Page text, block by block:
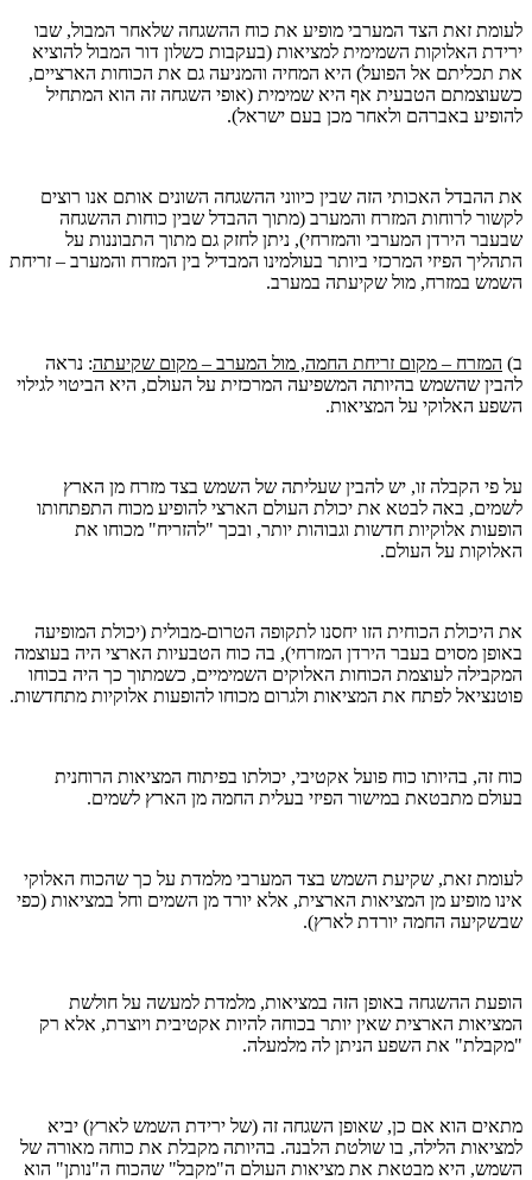
לעומת זאת הצד המערבי מופיע את כוח ההשגחה שלאחר המבול, שבו
ירידת האלוקות השמימית למציאות (בעקבות כשלון דור המבול להוציא
את תכליתם אל הפועל) היא המחיה והמניעה גם את הכוחות הארציים,
כשעוצמתם הטבעית אף היא שמימית (אופי השגחה זה הוא המתחיל
להופיע באברהם ולאחר מכן בעם ישראל).
את ההבדל האכותי הזה שבין כיווני ההשגחה השונים אותם אנו רוצים
לקשור לרוחות המזרח והמערב (מתוך ההבדל שבין כוחות ההשגחה
שבעבר הירדן המערבי והמזרחי), ניתן לחזק גם מתוך התבוננות על
התהליך הפיזי המרכזי ביותר בעולמינו המבדיל בין המזרח והמערב – זריחת
השמש במזרח, מול שקיעתה במערב.
ב) המזרח – מקום זריחת החמה, מול המערב – מקום שקיעתה: נראה
להבין שהשמש בהיותה המשפיעה המרכזית על העולם, היא הביטוי לגילוי
השפע האלוקי על המציאות.
על פי הקבלה זו, יש להבין שעליתה של השמש בצד מזרח מן הארץ
לשמים, באה לבטא את יכולת העולם הארצי להופיע מכוח התפתחותו
הופעות אלוקיות חדשות וגבוהות יותר, ובכך "להזריח" מכוחו את
האלוקות על העולם.
את היכולת הכוחית הזו יחסנו לתקופה הטרום-מבולית (יכולת המופיעה
באופן מסוים בעבר הירדן המזרחי), בה כוח הטבעיות הארצי היה בעוצמה
המקבילה לעוצמת הכוחות האלוקים השמימיים, כשמתוך כך היה בכוחו
פוטנציאל לפתח את המציאות ולגרום מכוחו להופעות אלוקיות מתחדשות.
כוח זה, בהיותו כוח פועל אקטיבי, יכולתו בפיתוח המציאות הרוחנית
בעולם מתבטאת במישור הפיזי בעלית החמה מן הארץ לשמים.
לעומת זאת, שקיעת השמש בצד המערבי מלמדת על כך שהכוח האלוקי
אינו מופיע מן המציאות הארצית, אלא יורד מן השמים וחל במציאות (כפי
שבשקיעה החמה יורדת לארץ).
הופעת ההשגחה באופן הזה במציאות, מלמדת למעשה על חולשת
המציאות הארצית שאין יותר בכוחה להיות אקטיבית ויוצרת, אלא רק
"מקבלת" את השפע הניתן לה מלמעלה.
מתאים הוא אם כן, שאופן השגחה זה (של ירידת השמש לארץ) יביא
למציאות הלילה, בו שולטת הלבנה. בהיותה מקבלת את כוחה מאורה של
השמש, היא מבטאת את מציאות העולם ה"מקבל" שהכוח ה"נותן" הוא